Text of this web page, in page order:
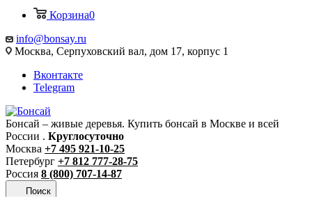
Корзина0
info@bonsay.ru
Москва, Cерпуховский вал, дом 17, корпус 1
Вконтакте
Telegram
Бонсай – живые деревья. Купить бонсай в Москве и всей
России . Круглосуточно
Москва +7 495 921-10-25
Петербург +7 812 777-28-75
Россия 8 (800) 707-14-87
Поиск